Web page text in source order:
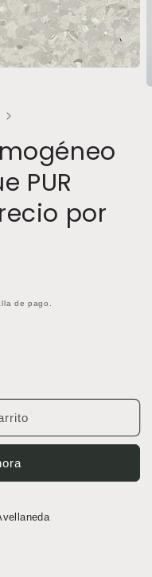
PUR
por
de pago.